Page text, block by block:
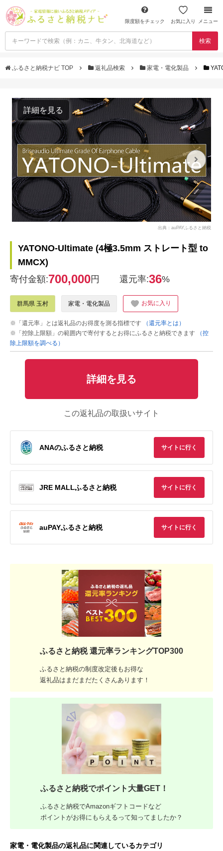
限度額をチェック お気に入り メニュー
検索
ふるさと納税ナビ TOP 返礼品検索 家電・電化製品
詳細を見る
出典：auPAYふるさと納税
YATONO-Ultimate (4極3.5mm ストレート型 to
MMCX)
寄付金額:700,000円 還元率:36%
群馬県 玉村 家電・電化製品 お気に入り
※「還元率」とは返礼品のお得度を測る指標です
（還元率とは）
※「控除上限額」の範囲内で寄付するとお得にふるさと納税できます
（控
除上限額を調べる）
詳細を見る
この返礼品の取扱いサイト
ANAのふるさと納税 サイトに行く
JRE MALLふるさと納税 サイトに行く
auPAYふるさと納税 サイトに行く
ふるさと納税 還元率ランキングTOP300
ふるさと納税の制度改定後もお得な
返礼品はまだまだたくさんあります！
ふるさと納税でポイント大量GET！
ふるさと納税でAmazonギフトコードなど
ポイントがお得にもらえるって知ってましたか？
家電・電化製品の返礼品に関連しているカテゴリ